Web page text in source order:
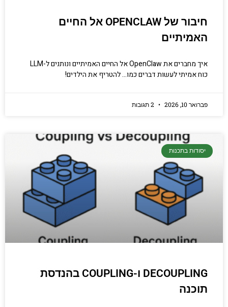
חיבור של OPENCLAW אל החיים
האמיתיים
איך מחברים את OpenClaw אל החיים האמיתיים ונותנים ל-LLM
כוח אמיתי לעשות דברים כמו… להטריף את הילדים!
פברואר 10, 2026
יסודות בתכנות
DECOUPLING ו-COUPLING בהנדסת
תוכנה